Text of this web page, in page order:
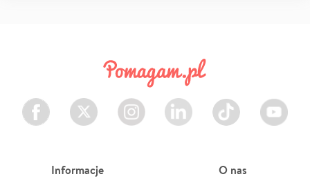
Facebook Twitter Instagram LinkedIn TikTok Youtube
Informacje O nas